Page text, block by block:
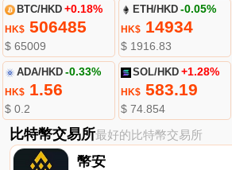
BTC/HKD +0.18%
HK$506485
$ 65009
ETH/HKD -0.05%
HK$ 14934
$ 1916.83
ADA/HKD -0.33%
HK$1.56
$ 0.2
SOL/HKD +1.28%
HK$ 583.19
$ 74.854
比特幣交易所最好的比特幣交易所
幣安